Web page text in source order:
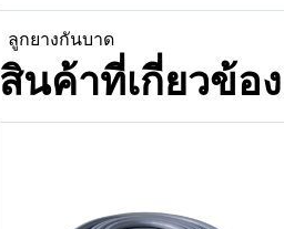
ลูกยางกันบาด
สินค้าที่เกี่ยวข้อง